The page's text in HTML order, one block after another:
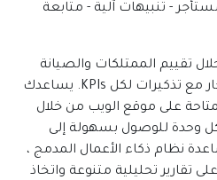
- تنبيهات آلية - متابعة
تقييم الممتلكات والصيانة
والتأمين والمرافق وإدارة الإيجار مع تذكيرات لكل KPIs. يساعدك
على موقع الويب من خلال
وحدة للوصول بسهولة إلى
نظام ذكاء الأعمال المدمج ،
تحليلية متنوعة واتخاذ